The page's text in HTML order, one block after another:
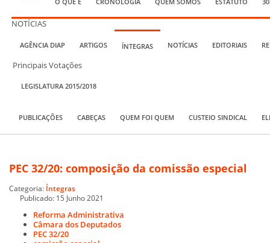
NOTÍCIAS
AGÊNCIA DIAP ARTIGOS ÍNTEGRAS NOTÍCIAS EDITORIAIS
Principais Votações
LEGISLATURA 2015/2018
PUBLICAÇÕES CABEÇAS QUEM FOI QUEM CUSTEIO SINDICAL
PEC 32/20: composição da comissão especial
Categoria: Íntegras
Publicado: 15 Junho 2021
Reforma Administrativa
Câmara dos Deputados
PEC 32/20